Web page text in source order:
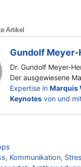
Artikel
Gundolf
Dr. Gundolf Meyer-
Der ausgewiesene
Expertise in Marquis
Keynotes von und
, Kommunikation,